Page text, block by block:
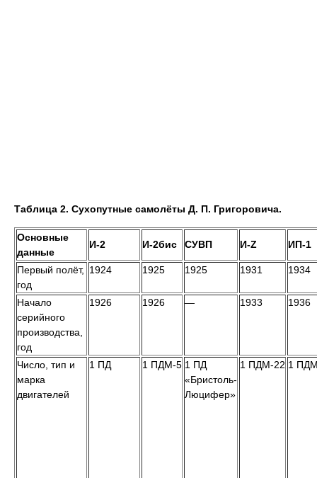
Таблица 2. Сухопутные самолёты Д. П. Григоровича.
Основные
данные
И-2 И-2бис СУВП И-Z ИП-1
Первый полёт,
год
1924 1925 1925 1931 1934
Начало
серийного
производства,
год
1926 1926 — 1933 1936
Число, тип и
марка
двигателей
1 ПД 1 ПДМ-5 1 ПД
«Бристоль-
Люцифер»
1 ПДМ-22 1